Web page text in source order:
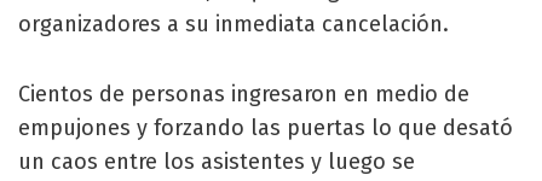
organizadores a su inmediata cancelación.
Cientos de personas ingresaron en medio de
empujones y forzando las puertas lo que desató
un caos entre los asistentes y luego se